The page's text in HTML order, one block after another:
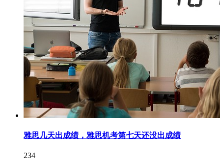
雅思几天出成绩，雅思机考第七天还没出成绩
234